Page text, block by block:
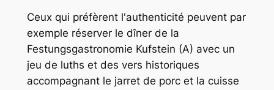
Ceux qui préfèrent l'authenticité peuvent par
exemple réserver le dîner de la
Festungsgastronomie Kufstein (A) avec un
jeu de luths et des vers historiques
accompagnant le jarret de porc et la cuisse